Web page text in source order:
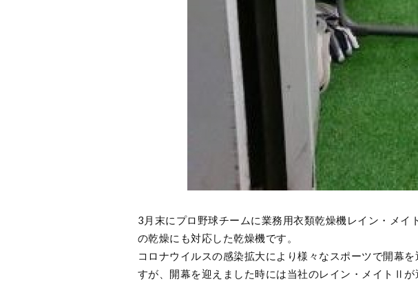
3月末にプロ野球チームに業務用衣類乾燥機レイン・メ
の乾燥にも対応した乾燥機です。
コロナウイルスの感染拡大により様々なスポーツで開幕
すが、開幕を迎えました時には当社のレイン・メイトⅡ